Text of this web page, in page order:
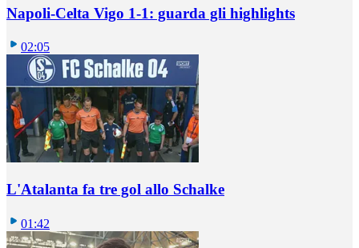
Napoli-Celta Vigo 1-1: guarda gli highlights
02:05
L'Atalanta fa tre gol allo Schalke
01:42